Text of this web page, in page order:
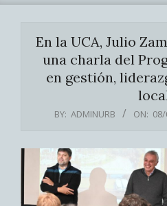
En la UCA, Julio
una charla del
en gestión,
BY: ADMINURB ON: